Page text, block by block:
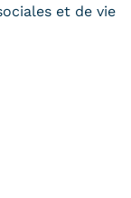
et de vie